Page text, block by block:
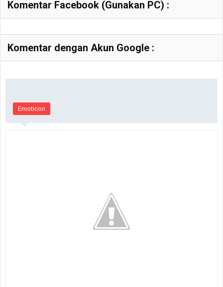
Komentar Facebook (Gunakan PC) :
Komentar dengan Akun Google :
Emoticon